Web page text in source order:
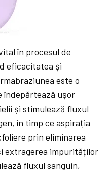
în procesul de
eficacitatea și
este o
îndepărtează ușor
și stimulează fluxul
în timp ce aspirația
prin eliminarea
extragerea impurităților
fluxul sanguin,